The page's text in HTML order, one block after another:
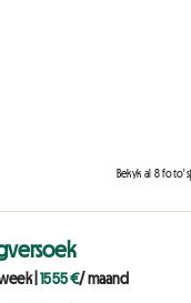
Bekyk al 8 foto's
|1555 €/ maand